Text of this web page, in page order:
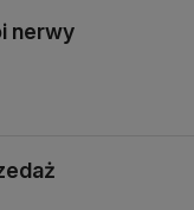
nerwy